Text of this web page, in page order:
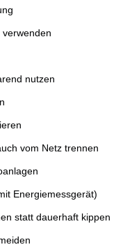
nutzen
vom Netz trennen
Energiemessgerät)
statt dauerhaft kippen